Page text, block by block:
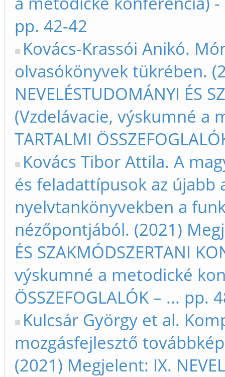
pp. 42-42
Kovács-Krassói Anikó.
olvasókönyvek tükrében.
NEVELÉSTUDOMÁNYI ÉS
(Vzdelávacie, výskumné a
TARTALMI
Kovács Tibor Attila. A
és feladattípusok az újabb
nyelvtankönyvekben a
nézőpontjából. (2021)
ÉS SZAKMÓDSZERTANI
výskumné a metodické
ÖSSZEFOGLALÓK – ... pp.
Kulcsár György et al.
mozgásfejlesztő
(2021) Megjelent: IX.